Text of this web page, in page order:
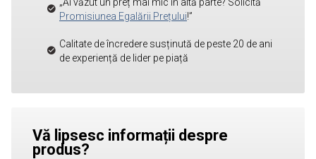
„Ai văzut un preț mai mic în altă parte? Solicită
Promisiunea Egalării Prețului!”
Calitate de încredere susținută de peste 20 de ani
de experiență de lider pe piață
Vă lipsesc informații despre
produs?